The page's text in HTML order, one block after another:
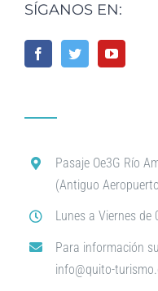
SÍGANOS EN:
Pasaje Oe3G Río
(Antiguo
Lunes a Viernes de
Para información
info@quito-